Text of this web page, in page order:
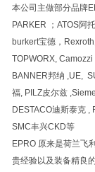
本公司主做部分品牌
PARKER ；ATOS阿
burkert宝德，
TOPWORX,
BANNER邦纳 ,UE,
福, PILZ皮尔兹
DESTACO迪斯泰克
SMC丰兴CKD等
EPRO 原来是荷兰飞
贵经验以及装备精良